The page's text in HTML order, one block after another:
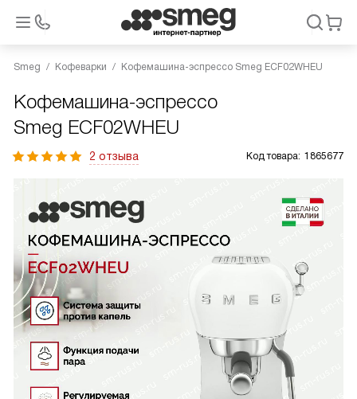
Smeg Кофеварки Кофемашина-эспрессо Smeg ECF02WHEU
Кофемашина-эспрессо
Smeg ECF02WHEU
2 отзыва Код товара: 1865677